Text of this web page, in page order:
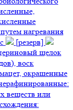
нагревания
[резерв]
щелок
воск
окрашенные
веществ или